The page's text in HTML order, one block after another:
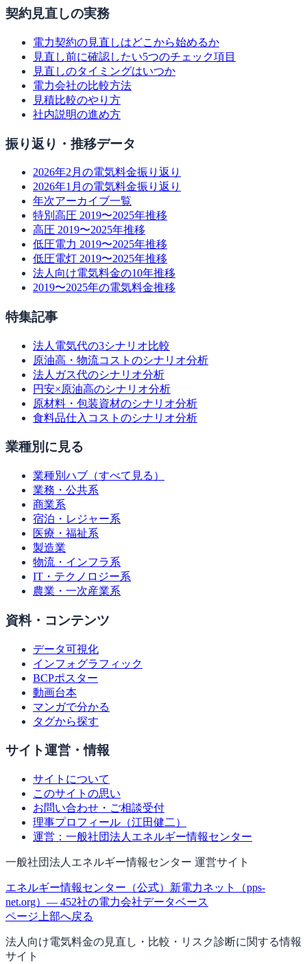
契約見直しの実務
電力契約の見直しはどこから始めるか
見直し前に確認したい5つのチェック項目
見直しのタイミングはいつか
電力会社の比較方法
見積比較のやり方
社内説明の進め方
振り返り・推移データ
2026年2月の電気料金振り返り
2026年1月の電気料金振り返り
年次アーカイブ一覧
特別高圧 2019〜2025年推移
高圧 2019〜2025年推移
低圧電力 2019〜2025年推移
低圧電灯 2019〜2025年推移
法人向け電気料金の10年推移
2019〜2025年の電気料金推移
特集記事
法人電気代の3シナリオ比較
原油高・物流コストのシナリオ分析
法人ガス代のシナリオ分析
円安×原油高のシナリオ分析
原材料・包装資材のシナリオ分析
食料品仕入コストのシナリオ分析
業種別に見る
業種別ハブ（すべて見る）
業務・公共系
商業系
宿泊・レジャー系
医療・福祉系
製造業
物流・インフラ系
IT・テクノロジー系
農業・一次産業系
資料・コンテンツ
データ可視化
インフォグラフィック
BCPポスター
動画台本
マンガで分かる
タグから探す
サイト運営・情報
サイトについて
このサイトの思い
お問い合わせ・ご相談受付
理事プロフィール（江田健二）
運営：一般社団法人エネルギー情報センター
一般社団法人エネルギー情報センター 運営サイト
エネルギー情報センター（公式） 新電力ネット（pps-
net.org）— 452社の電力会社データベース
ページ上部へ戻る
法人向け電気料金の見直し・比較・リスク診断に関する情報
サイト